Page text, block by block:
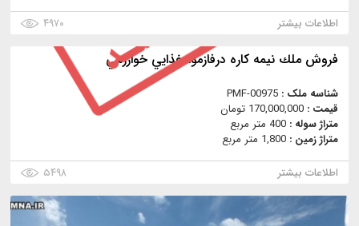
اطلاعات بیشتر
۴۹۷۰
فروش ملك نيمه كاره درفازموادغذايي خوارزمي
شناسه ملک : PMF-00975
قیمت : 170,000,000 تومان
متراژ سوله : 400 متر مربع
متراژ زمین : 1,800 متر مربع
اطلاعات بیشتر
۵۴۹۸